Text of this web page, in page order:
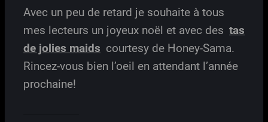
Avec un peu de retard je souhaite à tous
mes lecteurs un joyeux noël et avec des tas
de jolies maids courtesy de Honey-Sama.
Rincez-vous bien l’oeil en attendant l’année
prochaine!